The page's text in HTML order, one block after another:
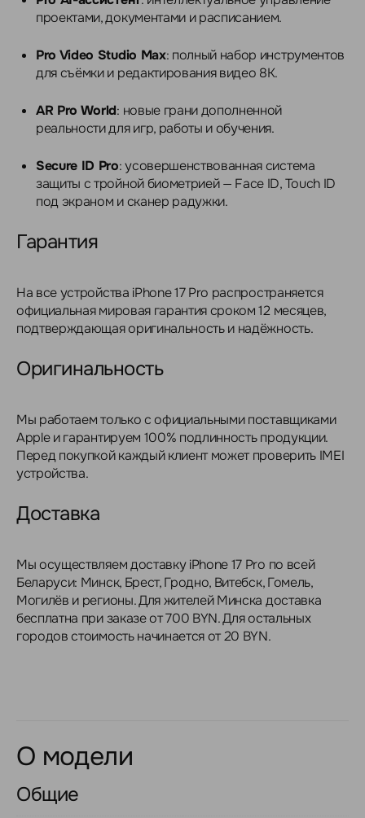
проектами, документами и расписанием.
Pro Video Studio Max: полный набор инструментов
для съёмки и редактирования видео 8K.
AR Pro World: новые грани дополненной
реальности для игр, работы и обучения.
Secure ID Pro: усовершенствованная система
защиты с тройной биометрией — Face ID, Touch ID
под экраном и сканер радужки.
Гарантия
На все устройства iPhone 17 Pro распространяется
официальная мировая гарантия сроком 12 месяцев,
подтверждающая оригинальность и надёжность.
Оригинальность
Мы работаем только с официальными поставщиками
Apple и гарантируем 100% подлинность продукции.
Перед покупкой каждый клиент может проверить IMEI
устройства.
Доставка
Мы осуществляем доставку iPhone 17 Pro по всей
Беларуси: Минск, Брест, Гродно, Витебск, Гомель,
Могилёв и регионы. Для жителей Минска доставка
бесплатна при заказе от 700 BYN. Для остальных
городов стоимость начинается от 20 BYN.
О модели
Общие